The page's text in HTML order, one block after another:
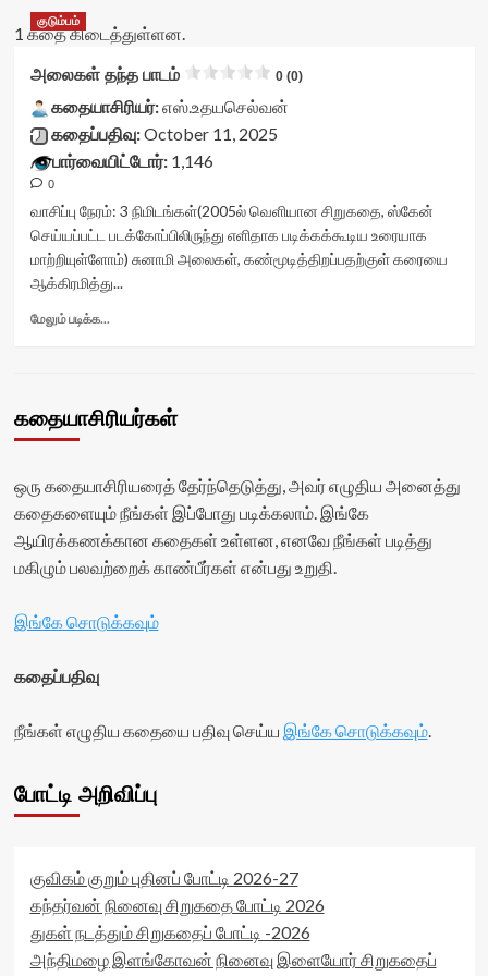
1 கதை கிடைத்துள்ளன.
குடும்பம்
அலைகள் தந்த பாடம் 0 (0)
கதையாசிரியர்:எஸ்.உதயசெல்வன்
கதைப்பதிவு:October 11, 2025
பார்வையிட்டோர்:1,146
0
வாசிப்பு நேரம்: 3 நிமிடங்கள்(2005ல் வெளியான சிறுகதை, ஸ்கேன்
செய்யப்பட்ட படக்கோப்பிலிருந்து எளிதாக படிக்கக்கூடிய உரையாக
மாற்றியுள்ளோம்) சுனாமி அலைகள், கண்மூடித்திறப்பதற்குள் கரையை
ஆக்கிரமித்து...
மேலும் படிக்க...
பாடம்<div
stars-
title-
container">
<div
class='yasr-
yasr-
votes-
7a027c6f98239'
rater-
starsize='16'
data-
rater-
postid='51200'
கதையாசிரியர்கள்
ஒரு கதையாசிரியரைத் தேர்ந்தெடுத்து, அவர் எழுதிய அனைத்து
கதைகளையும் நீங்கள் இப்போது படிக்கலாம். இங்கே
ஆயிரக்கணக்கான கதைகள் உள்ளன, எனவே நீங்கள் படித்து
மகிழும் பலவற்றைக் காண்பீர்கள் என்பது உறுதி.
இங்கே சொடுக்கவும்
கதைப்பதிவு
நீங்கள் எழுதிய கதையை பதிவு செய்ய இங்கே சொடுக்கவும்.
போட்டி அறிவிப்பு
குவிகம் குறும் புதினப் போட்டி 2026-27
கந்தர்வன் நினைவு சிறுகதை போட்டி 2026
துகள் நடத்தும் சிறுகதைப் போட்டி -2026
அந்திமழை இளங்கோவன் நினைவு இளையோர் சிறுகதைப்